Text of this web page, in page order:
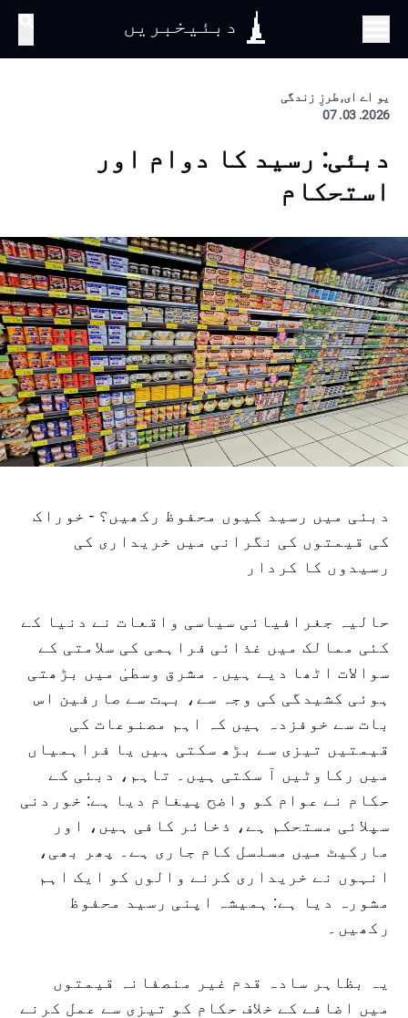
دبئیخبریں
یو اے ای, طرزِ زندگی
2026. 03. 07
دبئی: رسید کا دوام اور
استحکام
دبئی میں رسید کیوں محفوظ رکھیں؟ - خوراک
کی قیمتوں کی نگرانی میں خریداری کی
رسیدوں کا کردار
حالیہ جغرافیائی سیاسی واقعات نے دنیا کے
کئی ممالک میں غذائی فراہمی کی سلامتی کے
سوالات اٹھا دیے ہیں۔ مشرق وسطیٰ میں بڑھتی
ہوئی کشیدگی کی وجہ سے، بہت سے صارفین اس
بات سے خوفزدہ ہیں کہ اہم مصنوعات کی
قیمتیں تیزی سے بڑھ سکتی ہیں یا فراہمیاں
میں رکاوٹیں آ سکتی ہیں۔ تاہم، دبئی کے
حکام نے عوام کو واضح پیغام دیا ہے: خوردنی
سپلائی مستحکم ہے، ذخائر کافی ہیں، اور
مارکیٹ میں مسلسل کام جاری ہے۔ پھر بھی،
انہوں نے خریداری کرنے والوں کو ایک اہم
مشورہ دیا ہے: ہمیشہ اپنی رسید محفوظ
رکھیں۔
یہ بظاہر سادہ قدم غیر منصفانہ قیمتوں
میں اضافے کے خلاف حکام کو تیزی سے عمل کرنے